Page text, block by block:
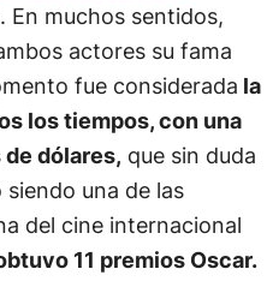
En muchos sentidos,
actores su fama
fue considerada la
los tiempos, con una
dólares, que sin duda
una de las
del cine internacional
11 premios Oscar.